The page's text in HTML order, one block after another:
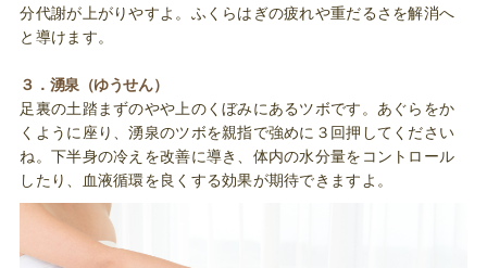
分代謝が上がりやすよ。ふくらはぎの疲れや重だるさを解消へ
と導けます。
３．湧泉（ゆうせん）
足裏の土踏まずのやや上のくぼみにあるツボです。あぐらをか
くように座り、湧泉のツボを親指で強めに３回押してください
ね。下半身の冷えを改善に導き、体内の水分量をコントロール
したり、血液循環を良くする効果が期待できますよ。